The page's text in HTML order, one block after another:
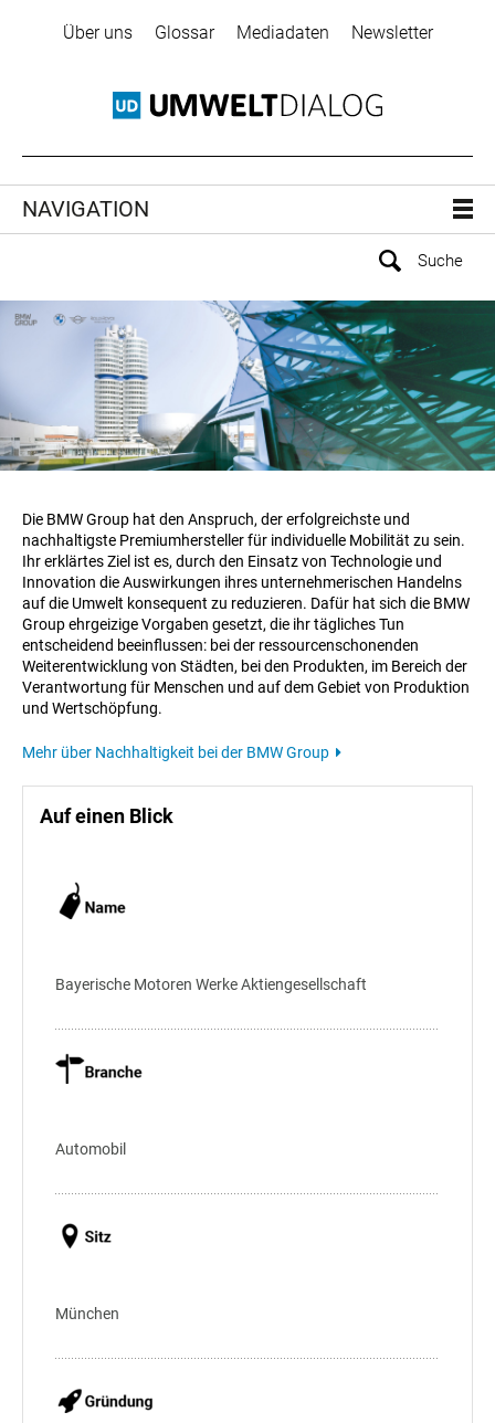
Über uns Glossar Mediadaten Newsletter
NAVIGATION
Die BMW Group hat den Anspruch, der erfolgreichste und
nachhaltigste Premiumhersteller für individuelle Mobilität zu sein.
Ihr erklärtes Ziel ist es, durch den Einsatz von Technologie und
Innovation die Auswirkungen ihres unternehmerischen Handelns
auf die Umwelt konsequent zu reduzieren. Dafür hat sich die BMW
Group ehrgeizige Vorgaben gesetzt, die ihr tägliches Tun
entscheidend beeinflussen: bei der ressourcenschonenden
Weiterentwicklung von Städten, bei den Produkten, im Bereich der
Verantwortung für Menschen und auf dem Gebiet von Produktion
und Wertschöpfung.
Mehr über Nachhaltigkeit bei der BMW Group
Auf einen Blick
Bayerische Motoren Werke Aktiengesellschaft
Automobil
München